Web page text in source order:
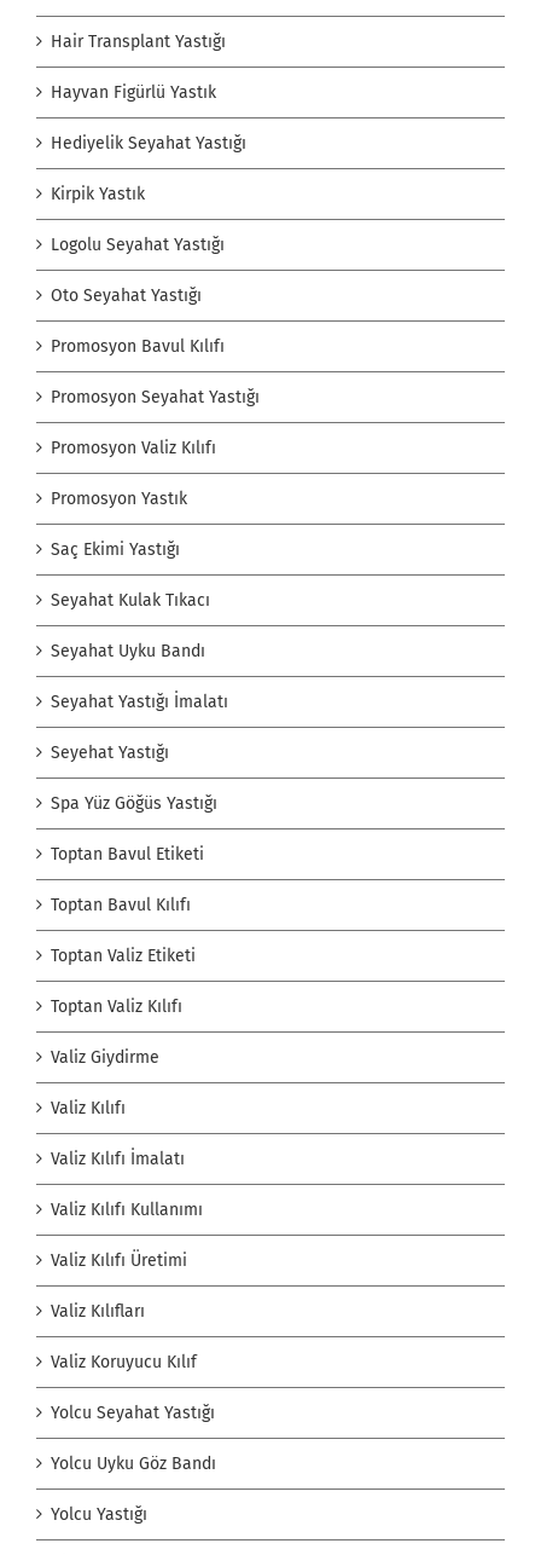
Hair Transplant Yastığı
Hayvan Figürlü Yastık
Hediyelik Seyahat Yastığı
Kirpik Yastık
Logolu Seyahat Yastığı
Oto Seyahat Yastığı
Promosyon Bavul Kılıfı
Promosyon Seyahat Yastığı
Promosyon Valiz Kılıfı
Promosyon Yastık
Saç Ekimi Yastığı
Seyahat Kulak Tıkacı
Seyahat Uyku Bandı
Seyahat Yastığı İmalatı
Seyehat Yastığı
Spa Yüz Göğüs Yastığı
Toptan Bavul Etiketi
Toptan Bavul Kılıfı
Toptan Valiz Etiketi
Toptan Valiz Kılıfı
Valiz Giydirme
Valiz Kılıfı
Valiz Kılıfı İmalatı
Valiz Kılıfı Kullanımı
Valiz Kılıfı Üretimi
Valiz Kılıfları
Valiz Koruyucu Kılıf
Yolcu Seyahat Yastığı
Yolcu Uyku Göz Bandı
Yolcu Yastığı